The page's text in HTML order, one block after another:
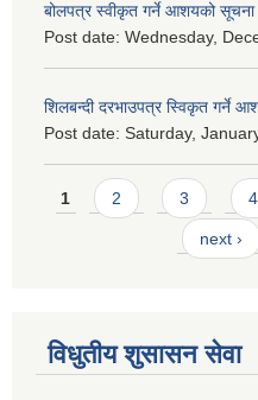
बोलपत्र स्वीकृत गर्ने आशयको सूचना
Post date: Wednesday,
शिलबन्दी दरभाउपत्र स्विकृत गर्ने
Post date: Saturday,
Pages
1 2 3 4
next ›
विधुतीय शुसासन सेवा